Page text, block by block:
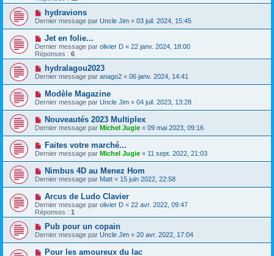
hydravions
Dernier message par Uncle Jim « 03 juil. 2024, 15:45
Jet en folie...
Dernier message par olivier D « 22 janv. 2024, 18:00
Réponses : 6
hydralagou2023
Dernier message par anago2 « 06 janv. 2024, 14:41
Modèle Magazine
Dernier message par Uncle Jim « 04 juil. 2023, 13:28
Nouveautés 2023 Multiplex
Dernier message par Michel Jugie « 09 mai 2023, 09:16
Faites votre marché...
Dernier message par Michel Jugie « 11 sept. 2022, 21:03
Nimbus 4D au Menez Hom
Dernier message par Matt « 15 juin 2022, 22:58
Arcus de Ludo Clavier
Dernier message par olivier D « 22 avr. 2022, 09:47
Réponses : 1
Pub pour un copain
Dernier message par Uncle Jim « 20 avr. 2022, 17:04
Pour les amoureux du lac